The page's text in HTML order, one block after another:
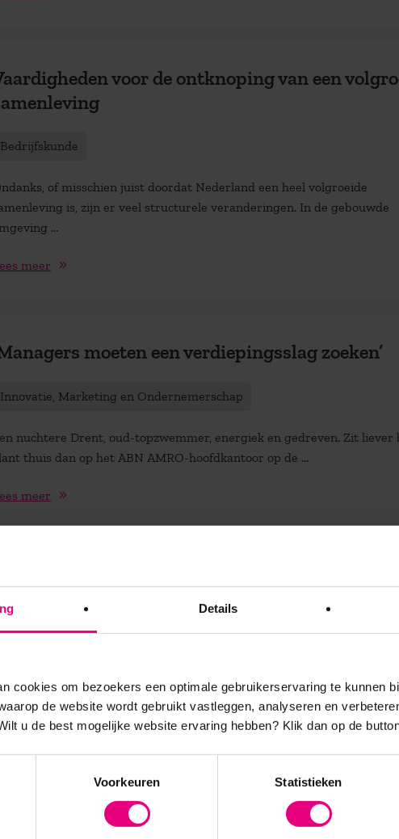
Details
cookies om bezoekers een optimale gebruikerservaring te kunnen
de website wordt gebruikt vastleggen, analyseren en
u de best mogelijke website ervaring hebben? Klik dan op de
Voorkeuren Statistieken
voor de ontknoping van een
Bedrijfskunde
of misschien juist doordat Nederland een heel volgroeide
is, zijn er veel structurele veranderingen. In de gebouwde
...
meer
moeten een verdiepingsslag zoeken’
Innovatie, Marketing en Ondernemerschap
nuchtere Drent, oud-topzwemmer, energiek en gedreven. Zit liever
thuis dan op het ABN AMRO-hoofdkantoor op de ...
meer
Generatieclan
mensen verbonden door verwantschap ...
meer